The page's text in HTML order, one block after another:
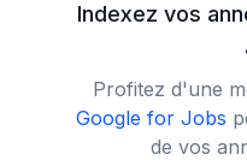
Indexez vos
Profitez d'une
Google for Jobs
de vos